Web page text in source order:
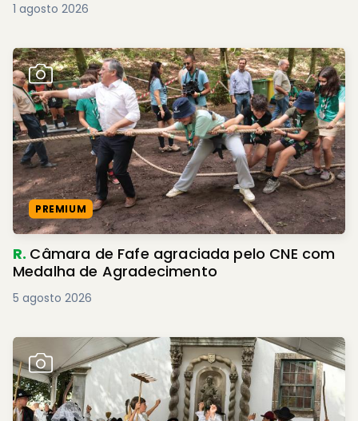
1 agosto 2026
PREMIUM
R. Câmara de Fafe agraciada pelo CNE com
Medalha de Agradecimento
5 agosto 2026